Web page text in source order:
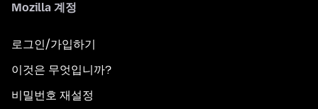
Mozilla 계정
로그인/가입하기
이것은 무엇입니까?
비밀번호 재설정